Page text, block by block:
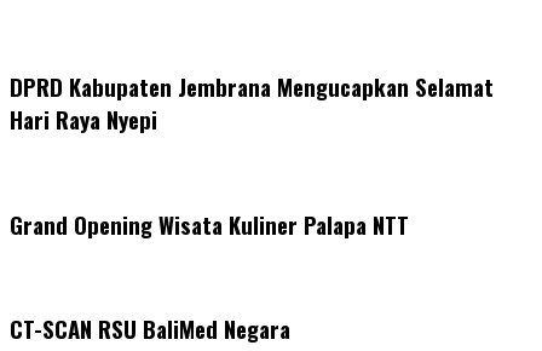
DPRD Kabupaten Jembrana Mengucapkan Selamat
Hari Raya Nyepi
Grand Opening Wisata Kuliner Palapa NTT
CT-SCAN RSU BaliMed Negara